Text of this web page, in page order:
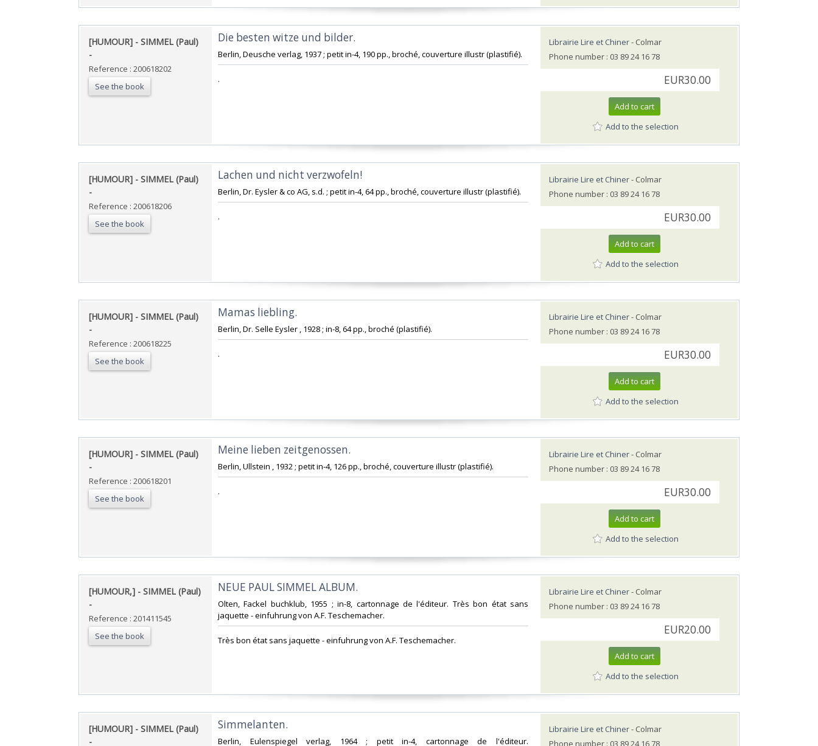
‎[HUMOUR] - SIMMEL (Paul)
- ‎
Reference : 200618202
See the book
‎Die besten witze und bilder. ‎
‎Berlin, Deusche verlag, 1937 ; petit in-4, 190 pp., broché, couverture illustr (plastifié).‎
‎.‎
Librairie Lire et Chiner- Colmar
Phone number : 03 89 24 16 78
EUR30.00
Add to cart
Add to the selection
‎[HUMOUR] - SIMMEL (Paul)
- ‎
Reference : 200618206
See the book
‎Lachen und nicht verzwofeln! ‎
‎Berlin, Dr. Eysler & co AG, s.d. ; petit in-4, 64 pp., broché, couverture illustr (plastifié).‎
‎.‎
Librairie Lire et Chiner- Colmar
Phone number : 03 89 24 16 78
EUR30.00
Add to cart
Add to the selection
‎[HUMOUR] - SIMMEL (Paul)
- ‎
Reference : 200618225
See the book
‎Mamas liebling. ‎
‎Berlin, Dr. Selle Eysler , 1928 ; in-8, 64 pp., broché (plastifié).‎
‎.‎
Librairie Lire et Chiner- Colmar
Phone number : 03 89 24 16 78
EUR30.00
Add to cart
Add to the selection
‎[HUMOUR] - SIMMEL (Paul)
- ‎
Reference : 200618201
See the book
‎Meine lieben zeitgenossen. ‎
‎Berlin, Ullstein , 1932 ; petit in-4, 126 pp., broché, couverture illustr (plastifié).‎
‎.‎
Librairie Lire et Chiner- Colmar
Phone number : 03 89 24 16 78
EUR30.00
Add to cart
Add to the selection
‎[HUMOUR,] - SIMMEL (Paul)
- ‎
Reference : 201411545
See the book
‎NEUE PAUL SIMMEL ALBUM. ‎
‎Olten, Fackel buchklub, 1955 ; in-8, cartonnage de l'éditeur. Très bon état sans
jaquette - einfuhrung von A.F. Teschemacher.‎
‎Très bon état sans jaquette - einfuhrung von A.F. Teschemacher.‎
Librairie Lire et Chiner- Colmar
Phone number : 03 89 24 16 78
EUR20.00
Add to cart
Add to the selection
‎[HUMOUR] - SIMMEL (Paul)
- ‎
‎Simmelanten. ‎
‎Berlin, Eulenspiegel verlag, 1964 ; petit in-4, cartonnage de l'éditeur.
Librairie Lire et Chiner- Colmar
Phone number : 03 89 24 16 78